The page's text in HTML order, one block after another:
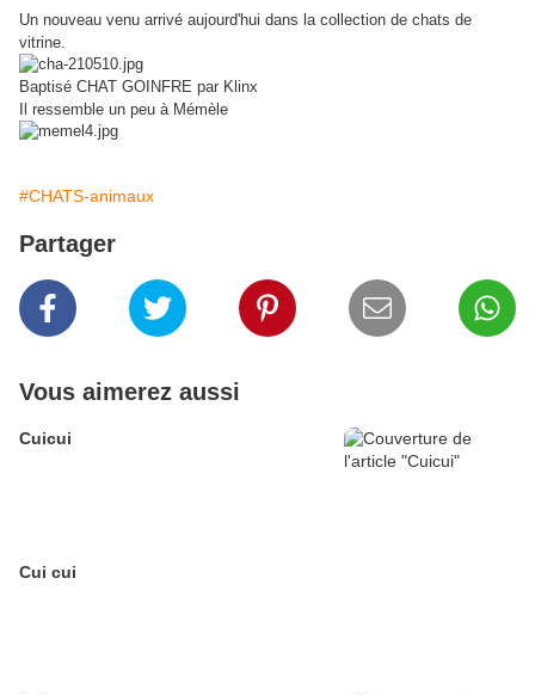
Un nouveau venu arrivé aujourd'hui dans la collection de chats de
vitrine.
Baptisé CHAT GOINFRE par Klinx
Il ressemble un peu à Mémèle
#CHATS-animaux
Partager
Vous aimerez aussi
Cuicui
Cui cui